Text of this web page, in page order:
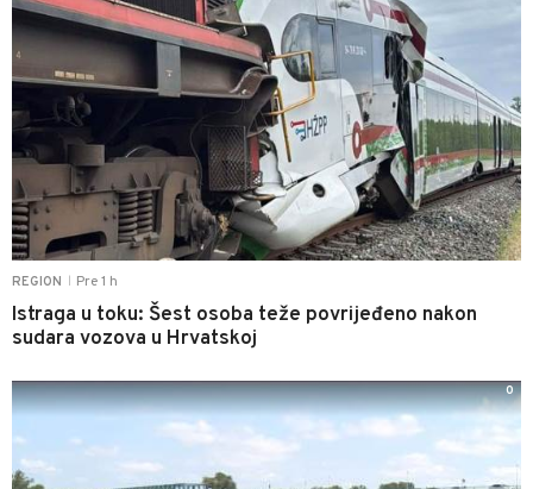
REGION Pre 1 h
Istraga u toku: Šest osoba teže povrijeđeno nakon
sudara vozova u Hrvatskoj
0